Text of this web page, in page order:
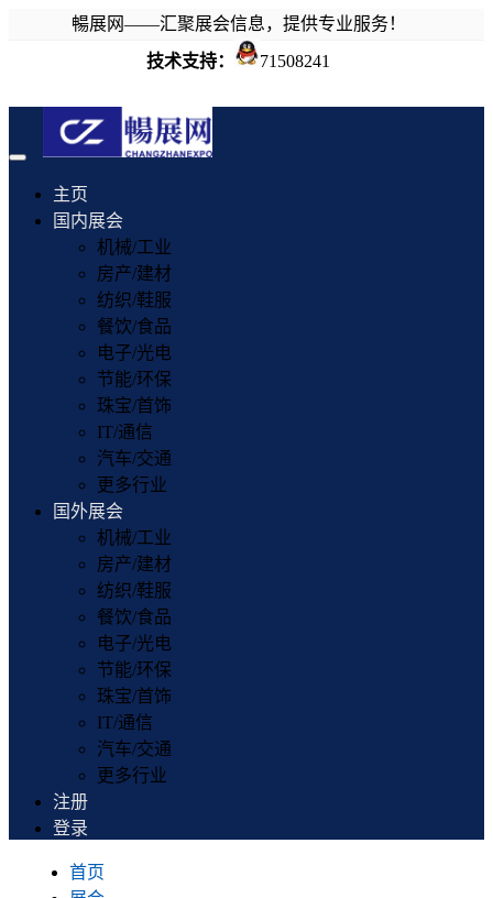
暢展网——汇聚展会信息，提供专业服务！
技术支持：
71508241
Toggle
navigation
主页
国内展会
机械/工业
房产/建材
纺织/鞋服
餐饮/食品
电子/光电
节能/环保
珠宝/首饰
IT/通信
汽车/交通
更多行业
国外展会
机械/工业
房产/建材
纺织/鞋服
餐饮/食品
电子/光电
节能/环保
珠宝/首饰
IT/通信
汽车/交通
更多行业
注册
登录
首页